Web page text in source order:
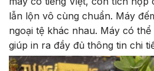
lẫn lộn vô cùng chuẩn. Máy
ngoại tệ khác nhau. Máy có
giúp in ra đầy đủ thông tin chi